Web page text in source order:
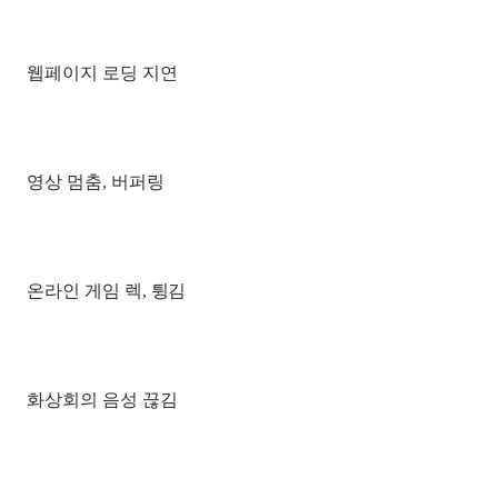
웹페이지 로딩 지연
영상 멈춤, 버퍼링
온라인 게임 렉, 튕김
화상회의 음성 끊김